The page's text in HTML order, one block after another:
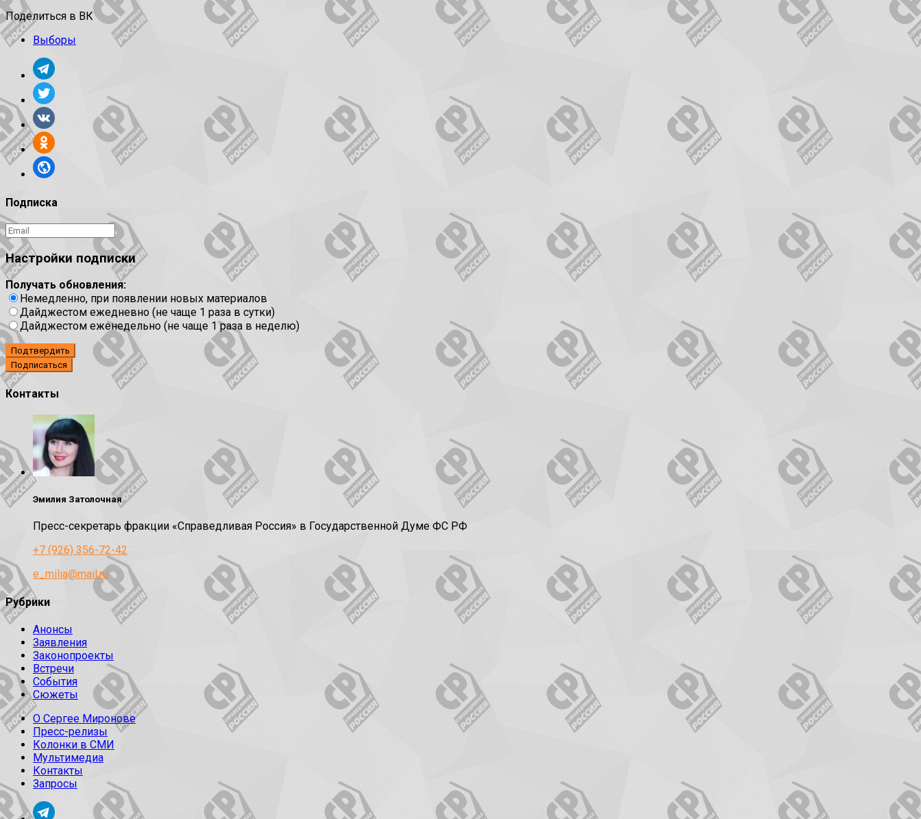
Поделиться в ВК
Выборы
Подписка
Настройки подписки
Получать обновления:
Немедленно, при появлении новых материалов
Дайджестом ежедневно (не чаще 1 раза в сутки)
Дайджестом еженедельно (не чаще 1 раза в неделю)
Подтвердить
Контакты
Эмилия Затолочная
Пресс-секретарь фракции «Справедливая Россия» в Государственной Думе ФС РФ
+7 (926) 356-72-42
e_milia@mail.ru
Рубрики
Анонсы
Заявления
Законопроекты
Встречи
События
Сюжеты
О Сергее Миронове
Пресс-релизы
Колонки в СМИ
Мультимедиа
Контакты
Запросы